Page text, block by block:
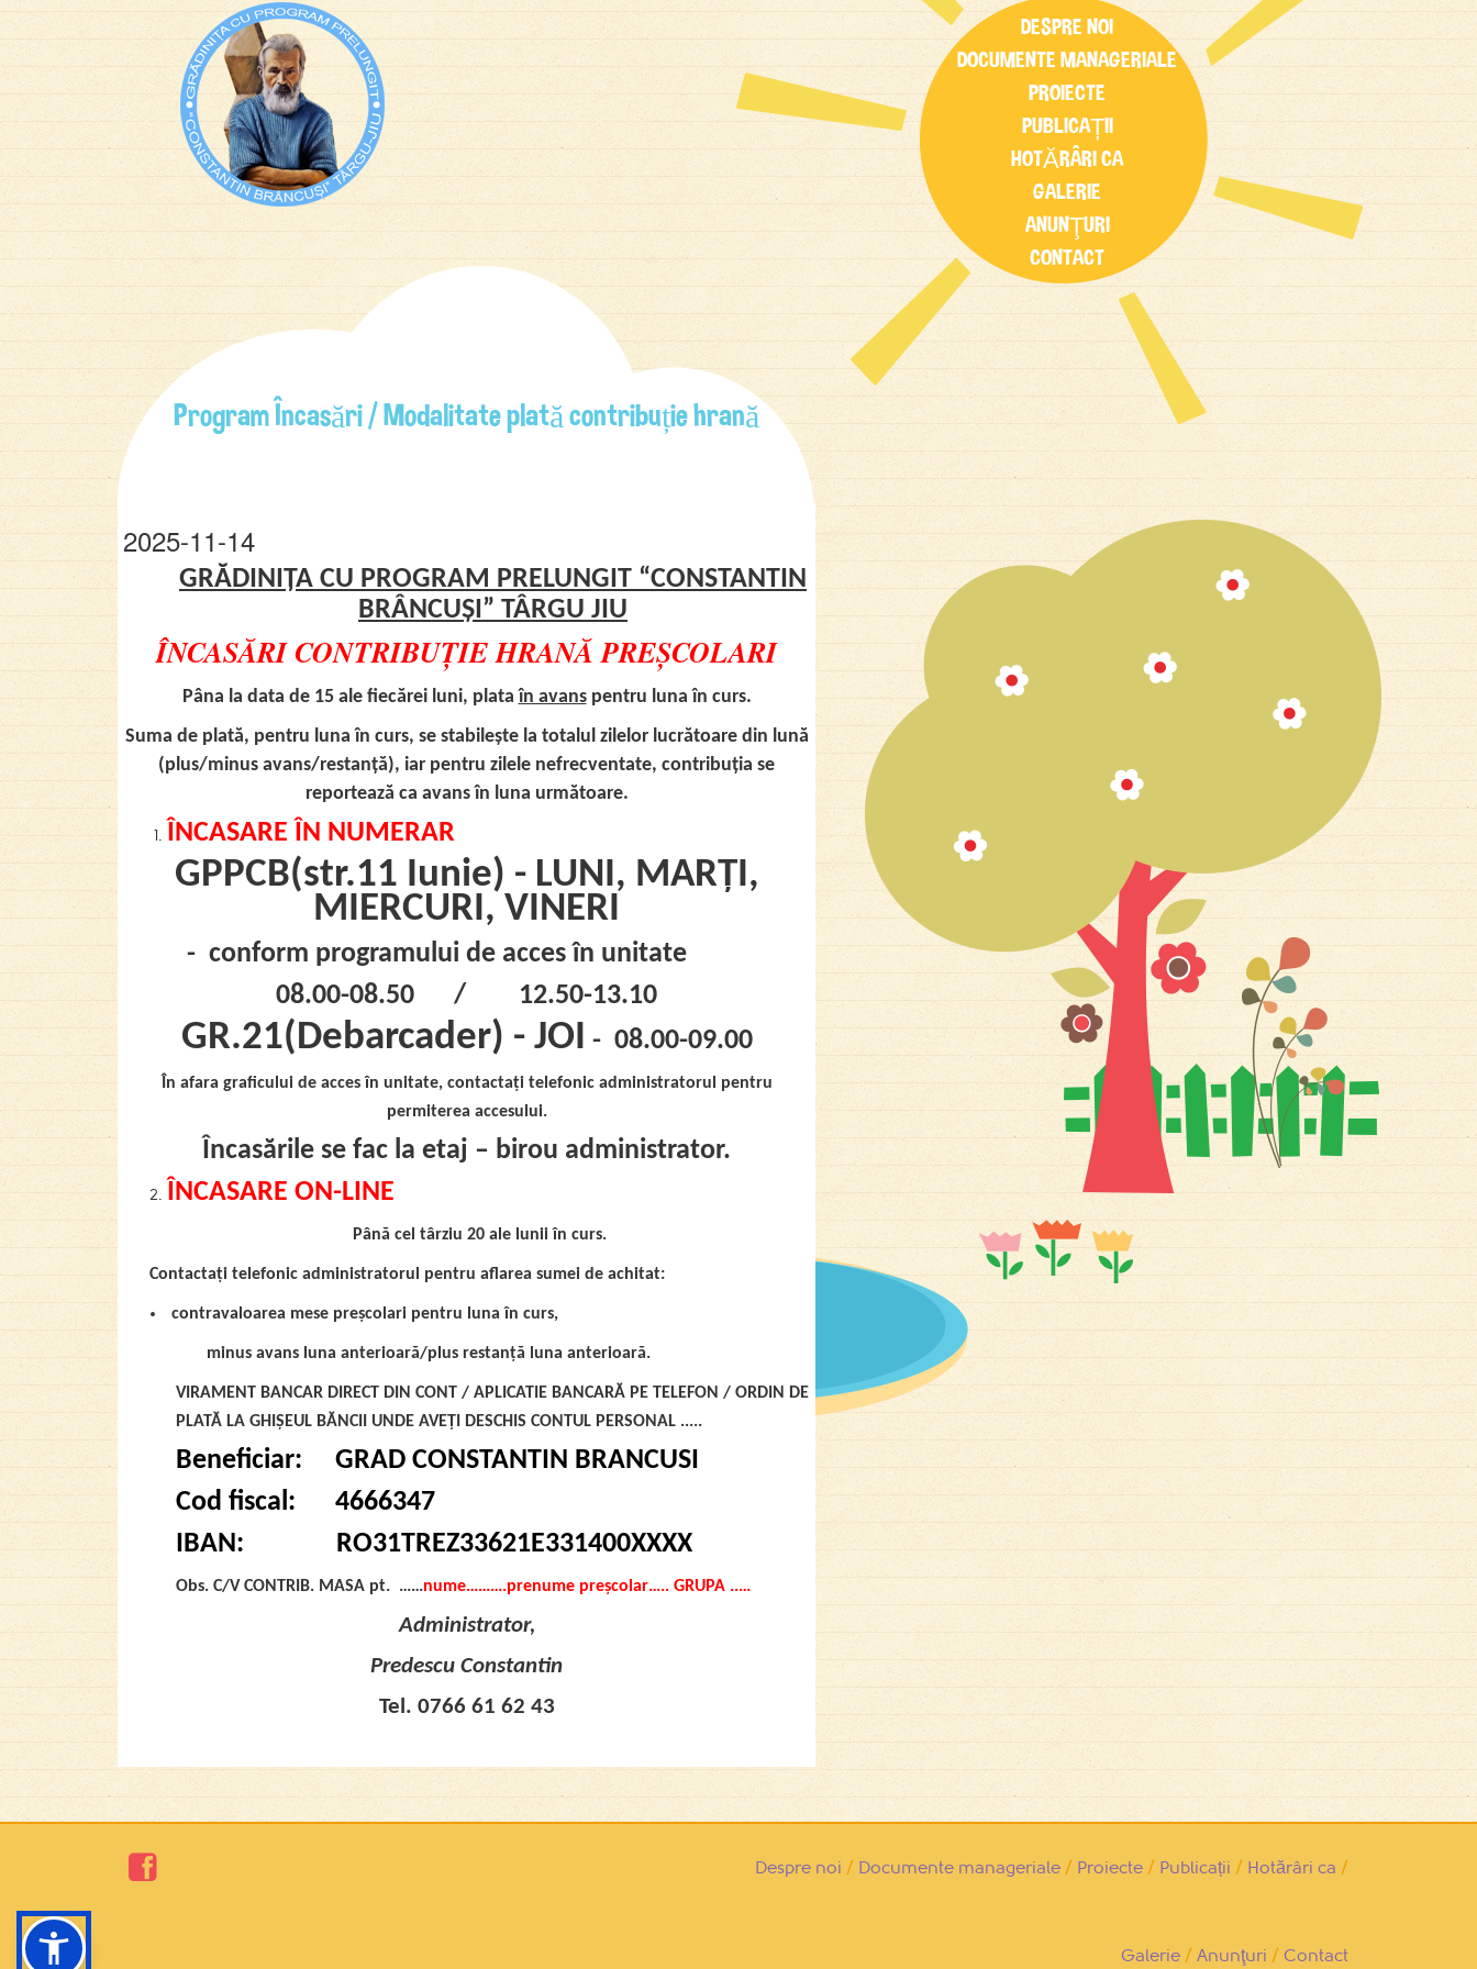
DESPRE NOI
DOCUMENTE MANAGERIALE
PROIECTE
PUBLICAȚII
HOTĂRÂRI CA
GALERIE
ANUNŢURI
CONTACT
Program Încasări / Modalitate plată contribuție hrană
2025-11-14
GRĂDINIȚA CU PROGRAM PRELUNGIT “CONSTANTIN
BRÂNCUȘI” TÂRGU JIU
ÎNCASĂRI CONTRIBUȚIE HRANĂPREȘCOLARI
Pâna la data de 15 ale fiecărei luni, plataîn avanspentru luna în curs.
Suma de plată, pentru luna în curs, se stabilește la totalul zilelor lucrătoare din lună
(plus/minus avans/restanță), iar pentru zilele nefrecventate, contribuția se
reportează ca avans în luna următoare.
ÎNCASARE ÎN NUMERAR
GPPCB(str.11 Iunie) - LUNI, MARȚI,
MIERCURI, VINERI
- conform programului de acces în unitate
08.00-08.50 / 12.50-13.10
GR.21(Debarcader) - JOI - 08.00-09.00
În afara graficului de acces în unitate, contactați telefonic administratorul pentru
permiterea accesului.
Încasările se fac la etaj – birou administrator.
ÎNCASARE ON-LINE
Până cel târziu 20 ale lunii în curs.
Contactați telefonic administratorul pentru aflarea sumei de achitat:
contravaloarea mese preșcolari pentru luna în curs,
minus avans luna anterioară/plus restanță luna anterioară.
VIRAMENT BANCAR DIRECT DIN CONT / APLICATIE BANCARĂ PE TELEFON / ORDIN DE
PLATĂ LA GHIȘEUL BĂNCII UNDE AVEȚI DESCHIS CONTUL PERSONAL .....
Beneficiar: GRAD CONSTANTIN BRANCUSI
Cod fiscal: 4666347
IBAN: RO31TREZ33621E331400XXXX
Obs. C/V CONTRIB. MASA pt. ……nume……….prenume preșcolar….. GRUPA ..…
Administrator,
Predescu Constantin
Tel. 0766 61 62 43
 Despre noi / Documente manageriale / Proiecte / Publicații / Hotărâri ca /
Galerie / Anunţuri / Contact